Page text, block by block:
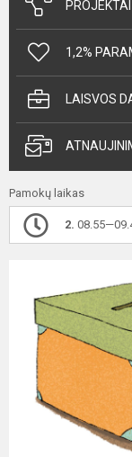
PROJEKTAI
1,2%
LAISVOS
Pamokų laikas
2.